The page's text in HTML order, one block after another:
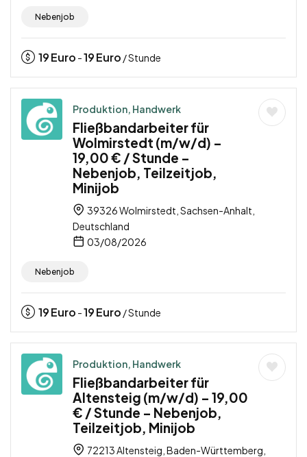
Nebenjob
19Euro -19Euro / Stunde
Produktion, Handwerk
Fließbandarbeiter für
Wolmirstedt (m/w/d) –
19,00 € / Stunde –
Nebenjob, Teilzeitjob,
Minijob
39326 Wolmirstedt, Sachsen-Anhalt,
Deutschland
03/08/2026
Nebenjob
19Euro -19Euro / Stunde
Produktion, Handwerk
Fließbandarbeiter für
Altensteig (m/w/d) – 19,00
€ / Stunde – Nebenjob,
Teilzeitjob, Minijob
72213 Altensteig, Baden-Württemberg,